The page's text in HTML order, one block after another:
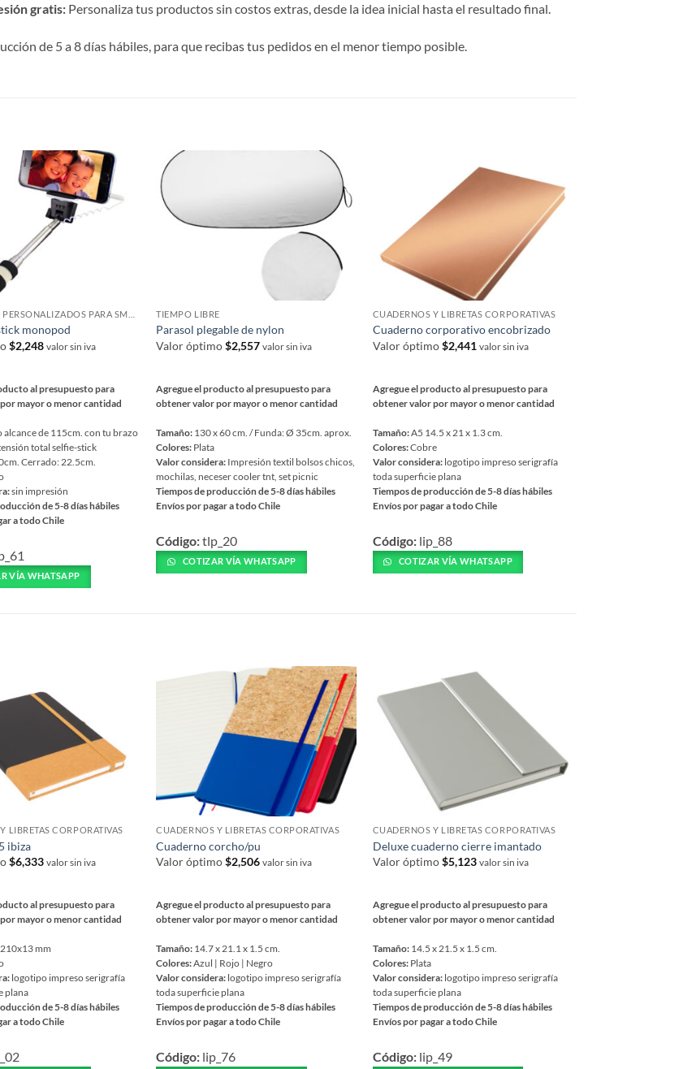
gratis: Personaliza tus productos sin costos extras, desde la idea inicial hasta el resultado final.
de 5 a 8 días hábiles, para que recibas tus pedidos en el menor tiempo posible.
monopod
$2,248 valor sin iva
al presupuesto para
mayor o menor cantidad
alcance de 115cm. con tu brazo
total selfie-stick
Cerrado: 22.5cm.
sin impresión
de 5-8 días hábiles
a todo Chile
VÍA WHATSAPP
TIEMPO LIBRE
Parasol plegable de nylon
Valor óptimo$2,557 valor sin iva
Agregue el producto al presupuesto para
obtener valor por mayor o menor cantidad
Tamaño: 130 x 60 cm. / Funda: Ø 35cm. aprox.
Colores: Plata
Valor considera: Impresión textil bolsos chicos,
mochilas, neceser cooler tnt, set picnic
Tiempos de producción de 5-8 días hábiles
Envíos por pagar a todo Chile
producto
tiene
producto
Código:tlp_20
COTIZAR VÍA WHATSAPP
CUADERNOS Y LIBRETAS CORPORATIVAS
Cuaderno corporativo encobrizado
Valor óptimo$2,441 valor sin iva
Agregue el producto al presupuesto para
obtener valor por mayor o menor cantidad
Tamaño:A5 14.5 x 21 x 1.3 cm.
Colores:Cobre
Valor considera: logotipo impreso serigrafía
toda superficie plana
Tiempos de producción de 5-8 días hábiles
Envíos por pagar a todo Chile
producto
tiene
elegir
en
página
Código: lip_88
COTIZAR VÍA WHATSAPP
LIBRETAS CORPORATIVAS
ibiza
$6,333 valor sin iva
al presupuesto para
mayor o menor cantidad
mm
logotipo impreso serigrafía
plana
de 5-8 días hábiles
a todo Chile
CUADERNOS Y LIBRETAS CORPORATIVAS
Cuaderno corcho/pu
Valor óptimo$2,506 valor sin iva
Agregue el producto al presupuesto para
obtener valor por mayor o menor cantidad
Tamaño: 14.7 x 21.1 x 1.5 cm.
Colores:Azul | Rojo | Negro
Valor considera: logotipo impreso serigrafía
toda superficie plana
Tiempos de producción de 5-8 días hábiles
Envíos por pagar a todo Chile
producto
Código: lip_76
CUADERNOS Y LIBRETAS CORPORATIVAS
Deluxe cuaderno cierre imantado
Valor óptimo$5,123 valor sin iva
Agregue el producto al presupuesto para
obtener valor por mayor o menor cantidad
Tamaño: 14.5 x 21.5 x 1.5 cm.
Colores: Plata
Valor considera: logotipo impreso serigrafía
toda superficie plana
Tiempos de producción de 5-8 días hábiles
Envíos por pagar a todo Chile
producto
Código: lip_49